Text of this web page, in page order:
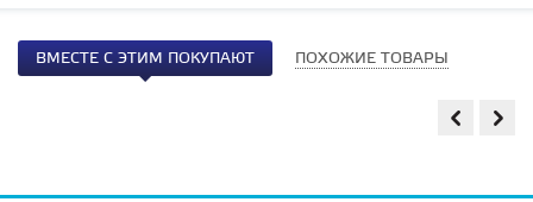
ВМЕСТЕ С ЭТИМ ПОКУПАЮТ ПОХОЖИЕ ТОВАРЫ